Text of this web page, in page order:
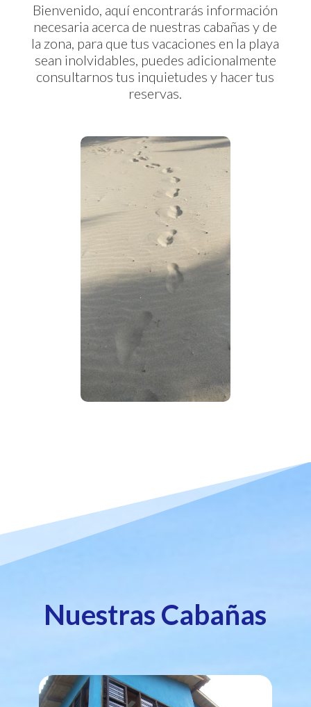
Bienvenido, aquí encontrarás información
necesaria acerca de nuestras cabañas y de
la zona, para que tus vacaciones en la playa
sean inolvidables, puedes adicionalmente
consultarnos tus inquietudes y hacer tus
reservas.
Nuestras Cabañas